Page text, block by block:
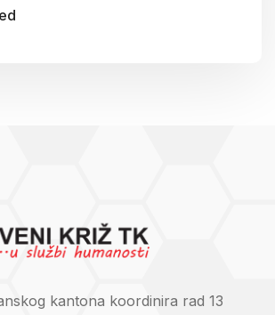
kantona koordinira rad 13